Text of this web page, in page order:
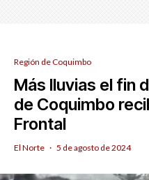
Región de Coquimbo
Más lluvias el fin
de Coquimbo
Frontal
El Norte · 5 de agosto de 2024